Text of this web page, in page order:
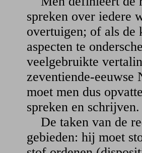
spreken over iedere
overtuigen; of als de
aspecten te
veelgebruikte
zeventiende-
moet men dus
spreken en schrijven.
De taken van de
gebieden: hij moet